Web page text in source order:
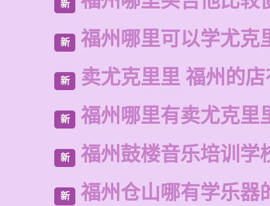
新
新 福州哪里可以学尤克
新 卖尤克里里 福州的
新 福州哪里有卖尤克里
新 福州鼓楼音乐培训学
新 福州仓山哪有学乐器